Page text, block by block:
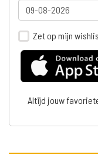
Zet op mijn
Altijd jouw